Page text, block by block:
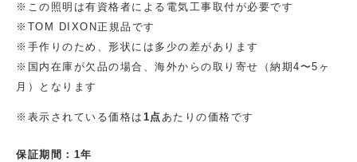
※この照明は有資格者による電気工事取付が必要です
※TOM DIXON正規品です
※手作りのため、形状には多少の差があります
※国内在庫が欠品の場合、海外からの取り寄せ（納期4〜5ヶ
月）となります
※表示されている価格は 1点あたりの価格です
保証期間：1年